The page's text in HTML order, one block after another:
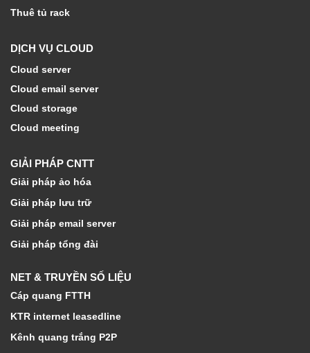
Thuê tủ rack
DỊCH VỤ CLOUD
Cloud server
Cloud email server
Cloud storage
Cloud meeting
GIẢI PHÁP CNTT
Giải pháp ảo hóa
Giải pháp lưu trữ
Giải pháp email server
Giải pháp tổng đài
NET & TRUYỀN SỐ LIỆU
Cáp quang FTTH
KTR internet leasedline
Kênh quang trắng P2P